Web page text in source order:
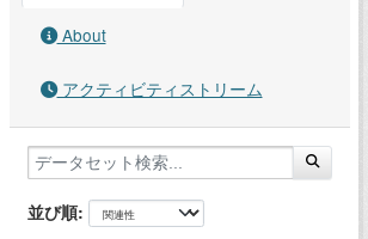
About
アクティビティストリーム
並び順